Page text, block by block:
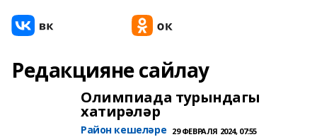
Редакцияне сайлау
Олимпиада турындагы
хатирәләр
Район кешеләре 29 ФЕВРАЛЯ 2024, 07:55